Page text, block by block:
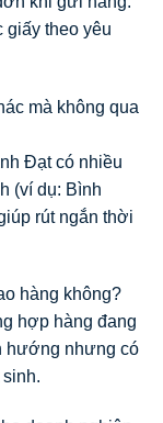
giấy theo yêu
mà không qua
Đạt có nhiều
(ví dụ: Bình
rút ngắn thời
hàng không?
hợp hàng đang
hướng nhưng có